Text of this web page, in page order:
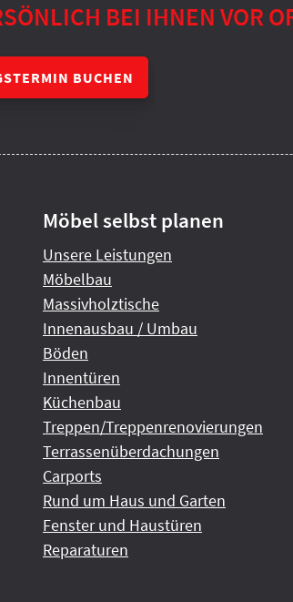
BEI IHNEN VOR
BUCHEN
Möbel selbst planen
Unsere Leistungen
Möbelbau
Massivholztische
Innenausbau / Umbau
Böden
Innentüren
Küchenbau
Treppen/Treppenrenovierungen
Terrassenüberdachungen
Carports
Rund um Haus und Garten
Fenster und Haustüren
Reparaturen